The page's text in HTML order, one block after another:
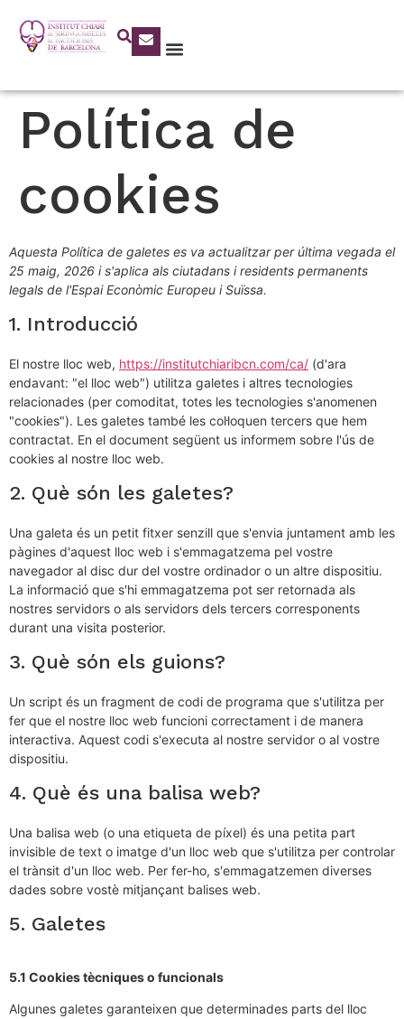
Política de
cookies
Aquesta Política de galetes es va actualitzar per última vegada el
25 maig, 2026 i s'aplica als ciutadans i residents permanents
legals de l'Espai Econòmic Europeu i Suïssa.
1. Introducció
El nostre lloc web, https://institutchiaribcn.com/ca/ (d'ara
endavant: "el lloc web") utilitza galetes i altres tecnologies
relacionades (per comoditat, totes les tecnologies s'anomenen
"cookies"). Les galetes també les col·loquen tercers que hem
contractat. En el document següent us informem sobre l'ús de
cookies al nostre lloc web.
2. Què són les galetes?
Una galeta és un petit fitxer senzill que s'envia juntament amb les
pàgines d'aquest lloc web i s'emmagatzema pel vostre
navegador al disc dur del vostre ordinador o un altre dispositiu.
La informació que s'hi emmagatzema pot ser retornada als
nostres servidors o als servidors dels tercers corresponents
durant una visita posterior.
3. Què són els guions?
Un script és un fragment de codi de programa que s'utilitza per
fer que el nostre lloc web funcioni correctament i de manera
interactiva. Aquest codi s'executa al nostre servidor o al vostre
dispositiu.
4. Què és una balisa web?
Una balisa web (o una etiqueta de píxel) és una petita part
invisible de text o imatge d'un lloc web que s'utilitza per controlar
el trànsit d'un lloc web. Per fer-ho, s'emmagatzemen diverses
dades sobre vostè mitjançant balises web.
5. Galetes
5.1 Cookies tècniques o funcionals
Algunes galetes garanteixen que determinades parts del lloc